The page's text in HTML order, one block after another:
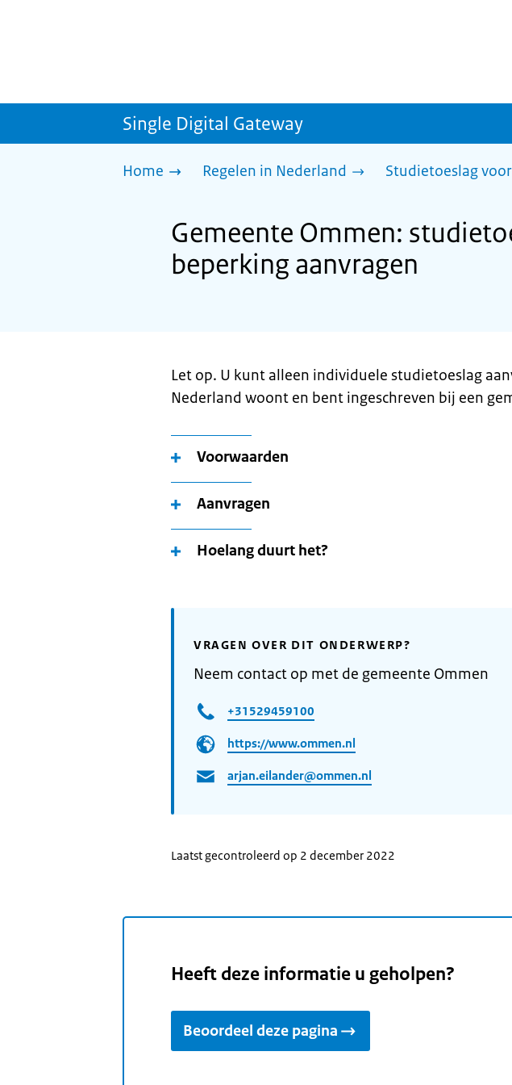
Single Digital Gateway
Home Regelen in Nederland Studietoeslag
Gemeente Ommen:
beperking aanvragen
Let op. U kunt alleen individuele studietoeslag
Nederland woont en bent ingeschreven bij een
Voorwaarden
Aanvragen
Hoelang duurt het?
VRAGEN OVER DIT ONDERWERP?
Neem contact op met de gemeente Ommen
+31529459100
https://www.ommen.nl
arjan.eilander@ommen.nl
Laatst gecontroleerd op 2 december 2022
Heeft deze informatie u geholpen?
Beoordeel deze pagina